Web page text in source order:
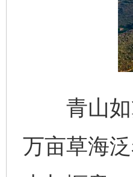
青山如
万亩草海